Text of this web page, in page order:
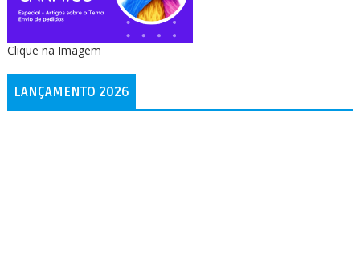
Clique na Imagem
LANÇAMENTO 2026